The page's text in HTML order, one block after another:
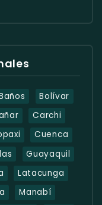
Bolívar
Carchi
Cuenca
Guayaquil
Latacunga
Manabí